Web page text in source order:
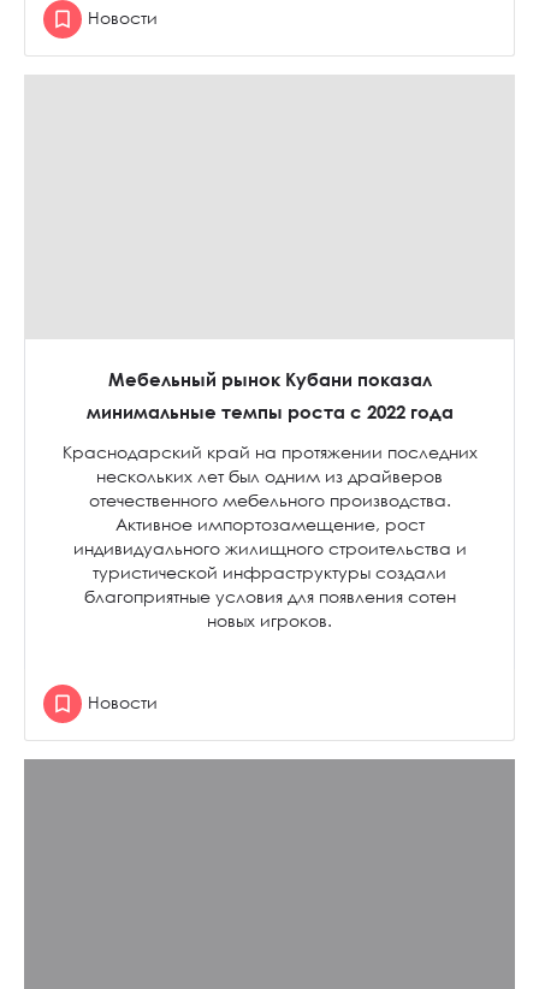
Новости
Мебельный рынок Кубани показал
минимальные темпы роста с 2022 года
Краснодарский край на протяжении последних
нескольких лет был одним из драйверов
отечественного мебельного производства.
Активное импортозамещение, рост
индивидуального жилищного строительства и
туристической инфраструктуры создали
благоприятные условия для появления сотен
новых игроков.
Новости